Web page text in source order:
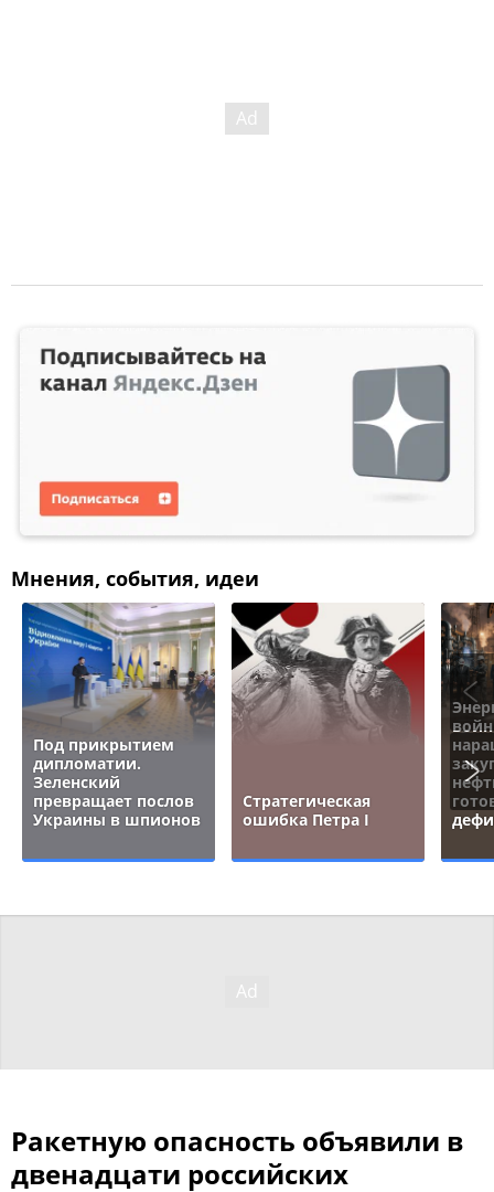
Мнения, события, идеи
Под прикрытием
дипломатии.
Зеленский
превращает послов
Украины в шпионов
Стратегическая
ошибка Петра I
Ракетную опасность объявили в
двенадцати российских